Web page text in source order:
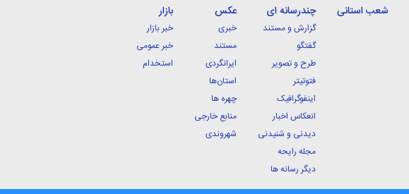
شعب استانی چندرسانه ای
گزارش و مستند
گفتگو
طرح و تصویر
فتوتیتر
اینفوگرافیک
انعکاس اخبار
دیدنی و شنیدنی
مجله رایحه
دیگر رسانه ها
عکس
خبری
مستند
ایرانگردی
استان‌ها
چهره ها
منابع خارجی
شهروندی
بازار
خبر بازار
خبر عمومی
استخدام